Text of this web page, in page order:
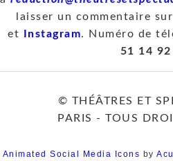
laisser un commentaire
et Instagram. Numéro de
51 14
© THÉÂTRES ET
PARIS - TOUS
Animated Social Media Icons by